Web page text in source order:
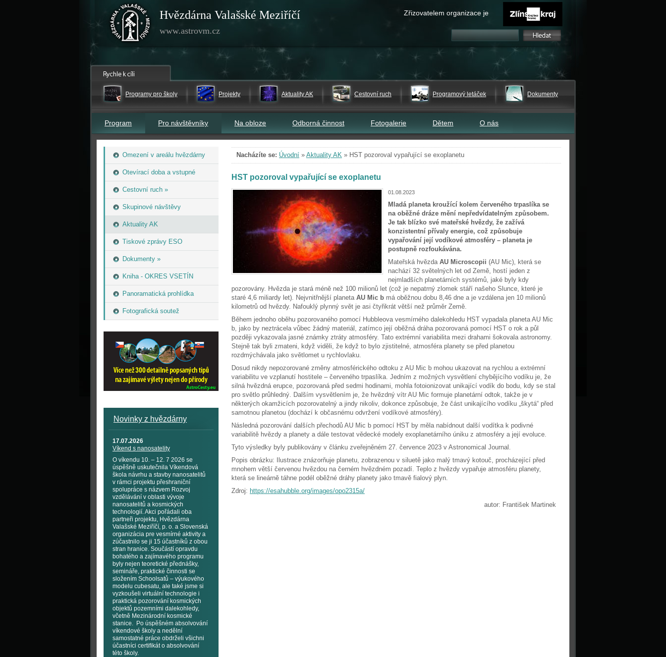
Hvězdárna Valašské Meziříčí
www.astrovm.cz
Zřizovatelem organizace je
Programy pro školy Projekty Aktuality AK Cestovní ruch Programový letáček Dokumenty
Program Pro návštěvníky Na obloze Odborná činnost Fotogalerie Dětem O nás
Omezení v areálu hvězdárny
Otevírací doba a vstupné
Cestovní ruch »
Skupinové návštěvy
Aktuality AK
Tiskové zprávy ESO
Dokumenty »
Kniha - OKRES VSETÍN
Panoramatická prohlídka
Fotografická soutež
Novinky z hvězdárny
17.07.2026
Víkend s nanosatelity
O víkendu 10. – 12. 7 2026 se
úspěšně uskutečnila Víkendová
škola návrhu a stavby nanosatelitů
v rámci projektu přeshraniční
spolupráce s názvem Rozvoj
vzdělávání v oblasti vývoje
nanosatelitů a kosmických
technologií. Akci pořádali oba
partneři projektu, Hvězdárna
Valašské Meziříčí, p. o. a Slovenská
organizácia pre vesmírné aktivity a
zúčastnilo se ji 15 účastníků z obou
stran hranice. Součástí opravdu
bohatého a zajímavého programu
byly nejen teoretické přednášky,
semináře, praktické činnosti se
složením Schoolsatů – výukového
modelu cubesatu, ale také jsme si
vyzkoušeli virtuální technologie i
praktická pozorování kosmických
objektů pozemními dalekohledy,
včetně Mezinárodní kosmické
stanice. Po úspěšném absolvování
víkendové školy a nedělní
samostatné práce obdrželi všichni
účastníci certifikát o absolvování
této školy.
Nacházíte se: Úvodní » Aktuality AK » HST pozoroval vypařující se exoplanetu
HST pozoroval vypařující se exoplanetu
01.08.2023
Mladá planeta kroužící kolem červeného trpaslíka se
na oběžné dráze mění nepředvídatelným způsobem.
Je tak blízko své mateřské hvězdy, že zažívá
konzistentní přívaly energie, což způsobuje
vypařování její vodíkové atmosféry – planeta je
postupně rozfoukávána.
Mateřská hvězda AU Microscopii (AU Mic), která se
nachází 32 světelných let od Země, hostí jeden z
nejmladších planetárních systémů, jaké byly kdy
pozorovány. Hvězda je stará méně než 100 milionů let (což je nepatrný zlomek stáří našeho Slunce, které je
staré 4,6 miliardy let). Nejvnitřnější planeta AU Mic b má oběžnou dobu 8,46 dne a je vzdálena jen 10 milionů
kilometrů od hvězdy. Nafouklý plynný svět je asi čtyřikrát větší než průměr Země.
Během jednoho oběhu pozorovaného pomocí Hubbleova vesmírného dalekohledu HST vypadala planeta AU Mic
b, jako by neztrácela vůbec žádný materiál, zatímco její oběžná dráha pozorovaná pomocí HST o rok a půl
později vykazovala jasné známky ztráty atmosféry. Tato extrémní variabilita mezi drahami šokovala astronomy.
Stejně tak byli zmateni, když viděli, že když to bylo zjistitelné, atmosféra planety se před planetou
rozdmýchávala jako světlomet u rychlovlaku.
Dosud nikdy nepozorované změny atmosférického odtoku z AU Mic b mohou ukazovat na rychlou a extrémní
variabilitu ve vzplanutí hostitele – červeného trpaslíka. Jedním z možných vysvětlení chybějícího vodíku je, že
silná hvězdná erupce, pozorovaná před sedmi hodinami, mohla fotoionizovat unikající vodík do bodu, kdy se stal
pro světlo průhledný. Dalším vysvětlením je, že hvězdný vítr AU Mic formuje planetární odtok, takže je v
některých okamžicích pozorovatelný a jindy nikoliv, dokonce způsobuje, že část unikajícího vodíku „škytá“ před
samotnou planetou (dochází k občasnému odvržení vodíkové atmosféry).
Následná pozorování dalších přechodů AU Mic b pomocí HST by měla nabídnout další vodítka k podivné
variabilitě hvězdy a planety a dále testovat vědecké modely exoplanetárního úniku z atmosféry a její evoluce.
Tyto výsledky byly publikovány v článku zveřejněném 27. července 2023 v Astronomical Journal.
Popis obrázku: Ilustrace znázorňuje planetu, zobrazenou v siluetě jako malý tmavý kotouč, procházející před
mnohem větší červenou hvězdou na černém hvězdném pozadí. Teplo z hvězdy vypařuje atmosféru planety,
která se lineárně táhne podél oběžné dráhy planety jako tmavě fialový plyn.
Zdroj: https://esahubble.org/images/opo2315a/
autor: František Martinek